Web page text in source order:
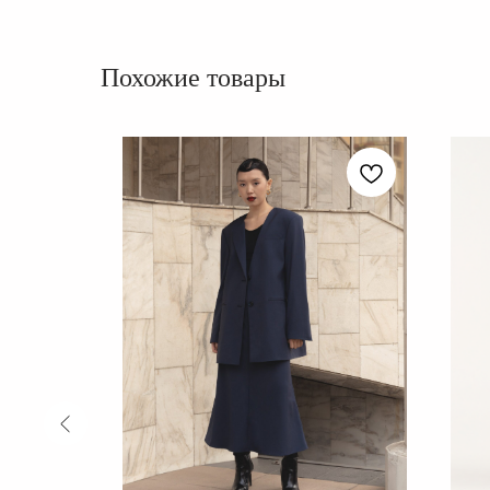
Похожие товары